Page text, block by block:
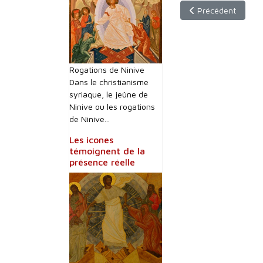
Rogations de Ninive
Dans le christianisme
syriaque, le jeûne de
Ninive ou les rogations
de Ninive...
Les icones
témoignent de la
présence réelle
Article précédent :
Précédent